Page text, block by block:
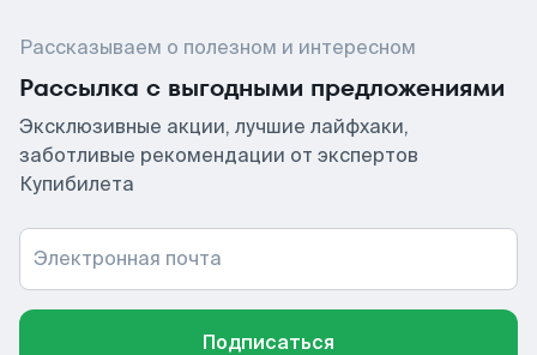
Рассказываем о полезном и интересном
Рассылка с выгодными предложениями
Эксклюзивные акции, лучшие лайфхаки,
заботливые рекомендации от экспертов
Купибилета
Электронная почта
Подписаться